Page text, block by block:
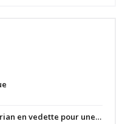
en vedette pour une…